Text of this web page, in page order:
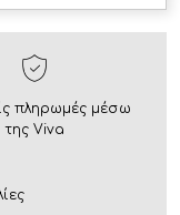
πληρωμές μέσω
της Viva